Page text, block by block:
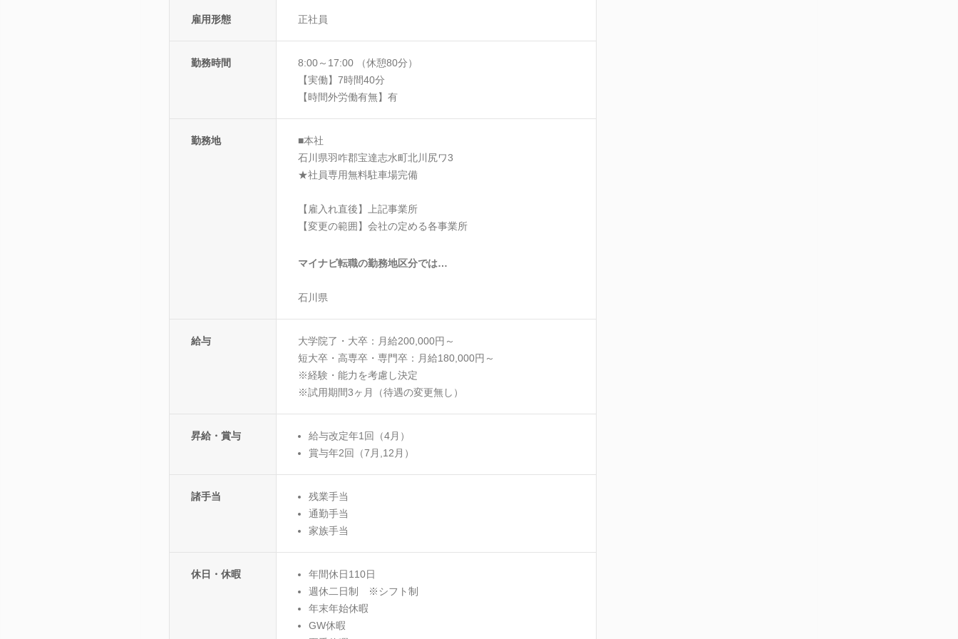
雇用形態 正社員
勤務時間
8:00～17:00 （休憩80分）
【実働】7時間40分
【時間外労働有無】有
勤務地
■本社
石川県羽咋郡宝達志水町北川尻ワ3
★社員専用無料駐車場完備
【雇入れ直後】上記事業所
【変更の範囲】会社の定める各事業所
マイナビ転職の勤務地区分では…
石川県
給与
大学院了・大卒：月給200,000円～
短大卒・高専卒・専門卒：月給180,000円～
※経験・能力を考慮し決定
※試用期間3ヶ月（待遇の変更無し）
昇給・賞与
給与改定年1回（4月）
賞与年2回（7月,12月）
諸手当
残業手当
通勤手当
家族手当
休日・休暇
年間休日110日
週休二日制 ※シフト制
年末年始休暇
GW休暇